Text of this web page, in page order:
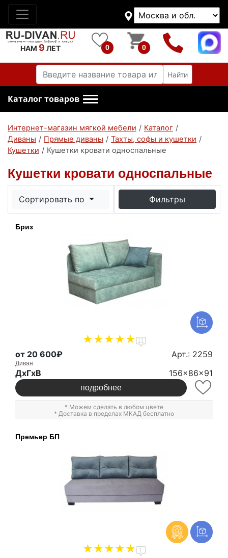
НАМ 9 ЛЕТ 0 0
Найти
Каталог товаров
Интернет-магазин мягкой мебели / Каталог /
Диваны / Прямые диваны / Тахты, софы и кушетки /
Кушетки / Кушетки кровати односпальные
Кушетки кровати односпальные
Сортировать по Фильтры
Бриз
11
от 20 600₽ Арт.: 2259
Диван
ДxГxВ 156x86x91
подробнее
* Можем сделать в любом цвете
* Доставка в пределах МКАД бесплатно
Премьер БП
1